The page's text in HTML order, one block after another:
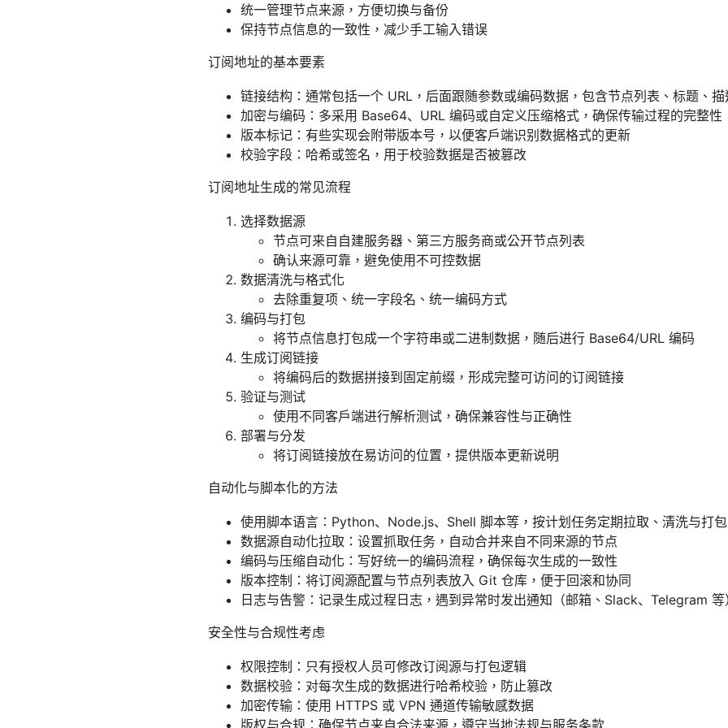
统一管理节点来源，方便切换与备份
保持节点信息的一致性，减少手工输入错误
订阅地址的基本要素
链接结构：通常包括一个 URL，后面跟随参数或编码数据，包含节点列表、标题、
加密与编码：多采用 Base64、URL 编码或自定义压缩格式，确保传输过程的完整性
版本标记：有些实现会附带版本号，以便客户端识别数据格式的更新
校验字段：哈希或签名，用于校验数据是否被篡改
订阅地址生成的常见流程
选择数据源
节点可来自自建服务器、第三方服务商或公开节点列表
确认来源可靠，避免使用不可控数据
数据清洗与格式化
去除重复项、统一字段名、统一编码方式
编码与打包
将节点信息打包成一个字符串或二进制数据，随后进行 Base64/URL 编码
生成订阅链接
将编码后的数据拼接到固定前缀，形成完整可访问的订阅链接
验证与测试
使用不同客户端进行解析测试，确保兼容性与正确性
部署与分发
将订阅链接放在易访问的位置，提供版本更新说明
自动化与脚本化的方法
使用脚本语言：Python、Node.js、Shell 脚本等，按计划任务定期拉取、清洗与打包
数据源自动化拉取：设置抓取任务，自动合并来自不同来源的节点
编码与压缩自动化：写好统一的编码流程，确保每次生成的一致性
版本控制：将订阅源配置与节点列表放入 Git 仓库，便于回滚和协同
日志与告警：记录生成过程日志，遇到异常时发出通知（邮箱、Slack、Telegram 等
安全性与合规性考虑
权限控制：只有授权人员可修改订阅源与打包逻辑
数据校验：对每次生成的数据进行哈希校验，防止篡改
加密传输：使用 HTTPS 或 VPN 通道传输敏感数据